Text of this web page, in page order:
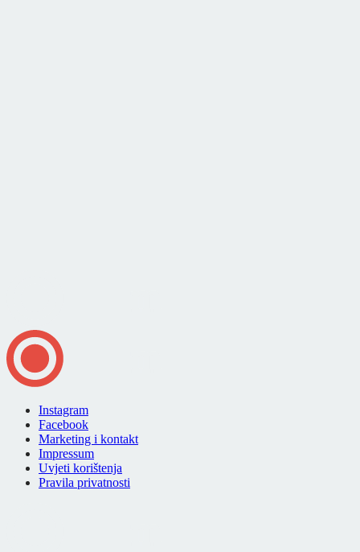
Instagram
Facebook
Marketing i kontakt
Impressum
Uvjeti korištenja
Pravila privatnosti